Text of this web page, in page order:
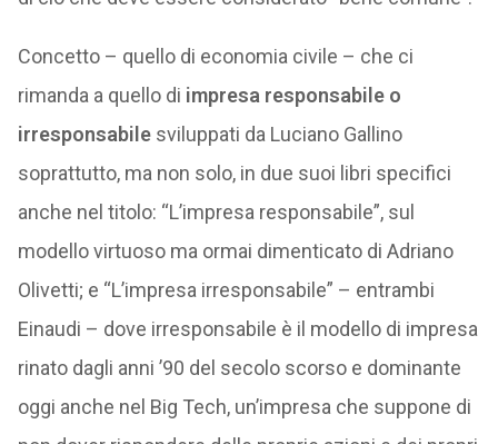
Concetto – quello di economia civile – che ci
rimanda a quello di impresa responsabile o
irresponsabilesviluppati da Luciano Gallino
soprattutto, ma non solo, in due suoi libri specifici
anche nel titolo: “L’impresa responsabile”, sul
modello virtuoso ma ormai dimenticato di Adriano
Olivetti; e “L’impresa irresponsabile” – entrambi
Einaudi – dove irresponsabile è il modello di impresa
rinato dagli anni ’90 del secolo scorso e dominante
oggi anche nel Big Tech, un’impresa che suppone di